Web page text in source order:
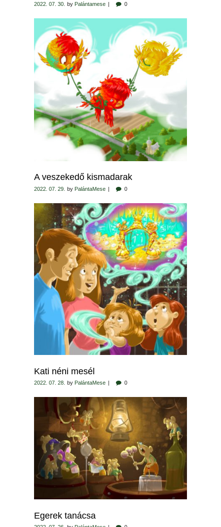
2022. 07. 30. by Palántamese 0
A veszekedő kismadarak
2022. 07. 29. by PalántaMese 0
Kati néni mesél
2022. 07. 28. by PalántaMese 0
Egerek tanácsa